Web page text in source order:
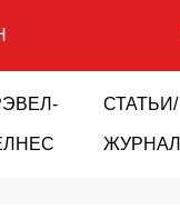
СТАТЬИ/
ЖУРНАЛ